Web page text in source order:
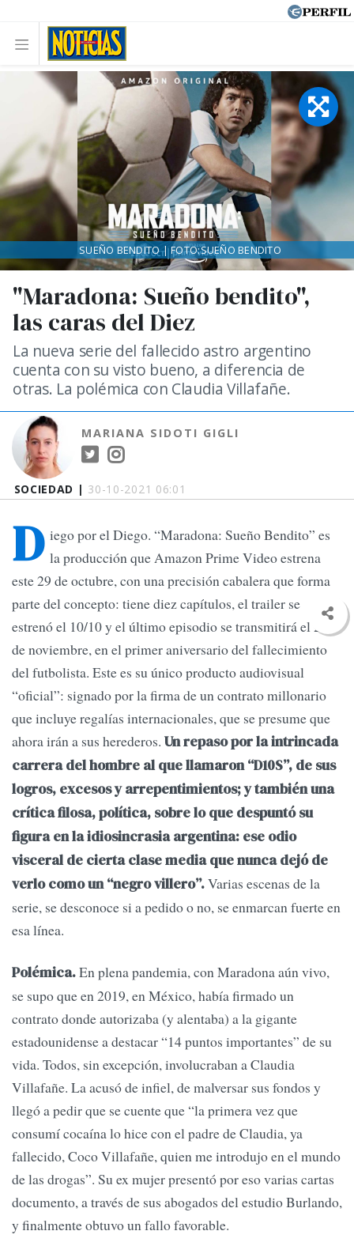
SOCIEDAD | 30-10-2021 06:01
"Maradona: Sueño bendito",
las caras del Diez
La nueva serie del fallecido astro argentino
cuenta con su visto bueno, a diferencia de
otras. La polémica con Claudia Villafañe.
MARIANA SIDOTI GIGLI
SUEÑO BENDITO | FOTO:SUEÑO BENDITO
D iego por el Diego. “Maradona: Sueño Bendito” es
la producción que Amazon Prime Video estrena
este 29 de octubre, con una precisión cabalera que forma
parte del concepto: tiene diez capítulos, el trailer se
estrenó el 10/10 y el último episodio se transmitirá el 25
de noviembre, en el primer aniversario del fallecimiento
del futbolista. Este es su único producto audiovisual
“oficial”: signado por la firma de un contrato millonario
que incluye regalías internacionales, que se presume que
ahora irán a sus herederos. Un repaso por la intrincada
carrera del hombre al que llamaron “D10S”, de sus
logros, excesos y arrepentimientos; y también una
crítica filosa, política, sobre lo que despuntó su
figura en la idiosincrasia argentina: ese odio
visceral de cierta clase media que nunca dejó de
verlo como un “negro villero”.Varias escenas de la
serie, se desconoce si a pedido o no, se enmarcan fuerte en
esa línea.
Polémica.En plena pandemia, con Maradona aún vivo,
se supo que en 2019, en México, había firmado un
contrato donde autorizaba (y alentaba) a la gigante
estadounidense a destacar “14 puntos importantes” de su
vida. Todos, sin excepción, involucraban a Claudia
Villafañe. La acusó de infiel, de malversar sus fondos y
llegó a pedir que se cuente que “la primera vez que
consumí cocaína lo hice con el padre de Claudia, ya
fallecido, Coco Villafañe, quien me introdujo en el mundo
de las drogas”. Su ex mujer presentó por eso varias cartas
documento, a través de sus abogados del estudio Burlando,
y finalmente obtuvo un fallo favorable.